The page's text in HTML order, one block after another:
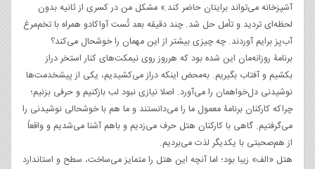
آشپزخانه می‌تواند برایتان حاضر کند.» مشکل من در کسری از ثانیه بدون
لحظه‌ای تردید و تأمل حل شد. چند دقیقه بعد تُست آواکادو همراه با تخم‌مرغ
آب‌پز برایم آوردند. چه چیزی بیشتر از این مهمان را خوشحال می‌کند؟
برنامۀ روزانه‌مان این شده بود که هرروز روی نیمکت‌های کنار استخر دراز
بکشیم و آفتاب بگیریم. به‌محض اینکه دراز می‌کشیدیم، یکی از پیشخدمت‌ها
نوشیدنی دل‌خواهمان را می‌آورد. اصلا نیازی نبود لب بازکنیم و حرفی بزنیم؛
چراکه کارکنان برنامۀ معمول ما را می‌دانستند و ما هم با خوشحالی نوشیدنی را
می‌گرفتیم. گاهی با کارکنان هتل حرف می‌زدیم و باهم آشنا می‌شدیم و واقعاً
از هم‌صحبتی با یکدیگر لذت می‌بردیم.
هتل «الف» زیبا بود؛ اما آنچه این هتل را متمایز می‌ساخت، سطح و استاندارد